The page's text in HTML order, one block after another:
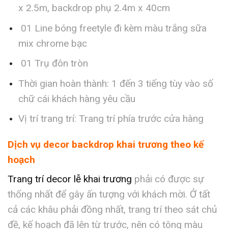
x 2.5m, backdrop phụ 2.4m x 40cm
01 Line bóng freetyle đi kèm màu trắng sữa
mix chrome bạc
01 Trụ đôn tròn
Thời gian hoàn thành: 1 đến 3 tiếng tùy vào số
chữ cái khách hàng yêu cầu
Vị trí trang trí: Trang trí phía trước cửa hàng
Dịch vụ decor backdrop khai trương theo kế
hoạch
Trang trí decor lễ khai trương phải có được sự
thống nhất để gây ấn tượng với khách mời. Ở tất
cả các khâu phải đồng nhất, trang trí theo sát chủ
đề, kế hoạch đã lên từ trước, nên có tông màu